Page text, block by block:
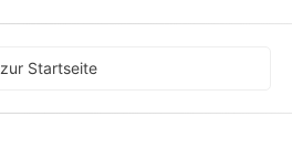
zur Startseite